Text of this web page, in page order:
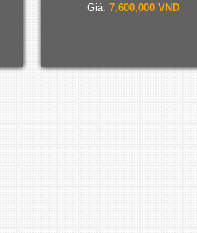
Giá: 7,600,000 VND